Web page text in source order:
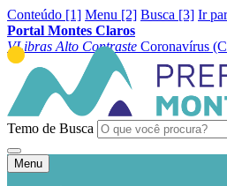
Conteúdo [1] Menu [2] Busca [3] Ir
Portal Montes Claros
VLibras Alto Contraste Coronavírus
Temo de Busca
Menu